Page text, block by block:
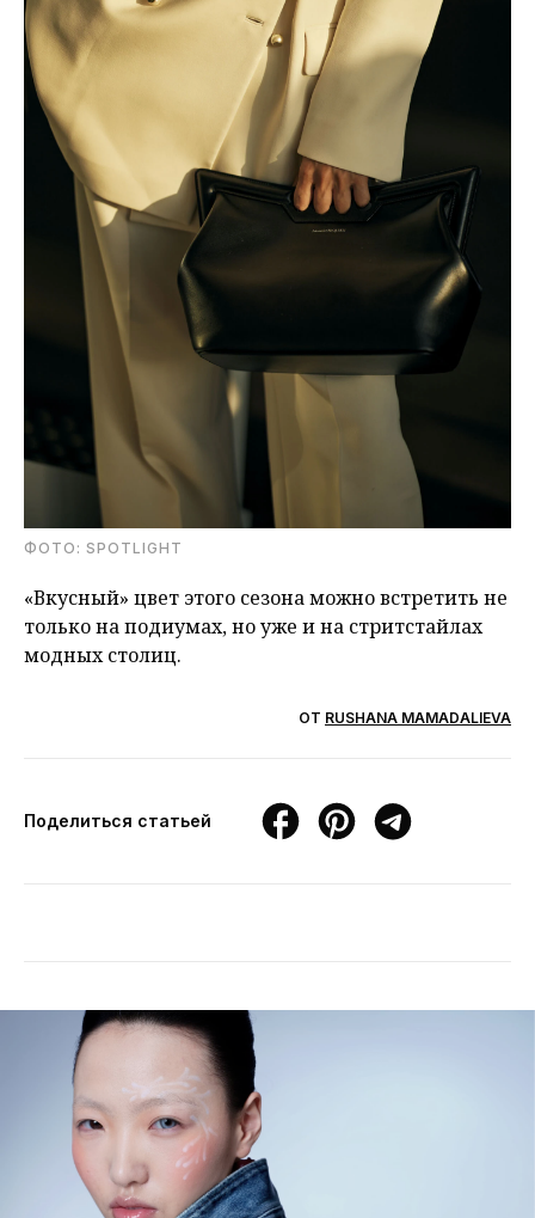
ФОТО: SPOTLIGHT
«Вкусный» цвет этого сезона можно встретить не
только на подиумах, но уже и на стритстайлах
модных столиц.
ОТ RUSHANA MAMADALIEVA
Поделиться статьей